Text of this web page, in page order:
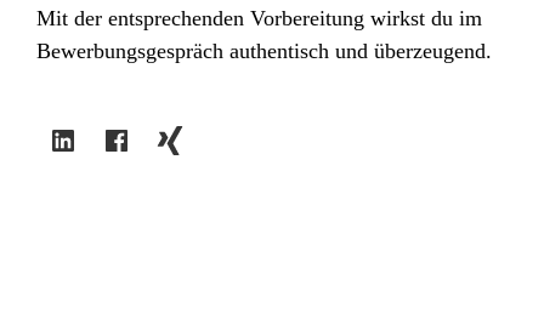
Mit der entsprechenden Vorbereitung wirkst du im
Bewerbungsgespräch authentisch und überzeugend.